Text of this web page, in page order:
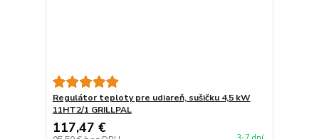
Regulátor teploty pre udiareň, sušičku 4,5 kW
11HT2/1 GRILLPAL
117,47 €